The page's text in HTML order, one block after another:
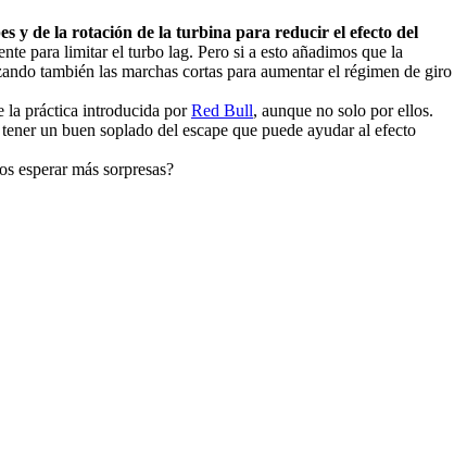
y de la rotación de la turbina para reducir el efecto del
para limitar el turbo lag. Pero si a esto añadimos que la
también las marchas cortas para aumentar el régimen de giro
la práctica introducida porRed Bull, aunque no solo por ellos.
un buen soplado del escape que puede ayudar al efecto
esperar más sorpresas?